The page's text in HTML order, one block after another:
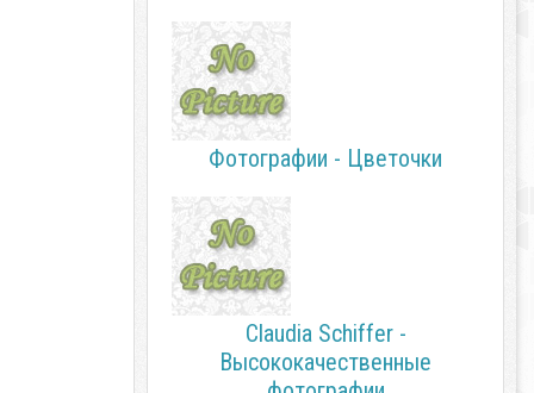
Фотографии - Цветочки
Claudia Schiffer -
Высококачественные